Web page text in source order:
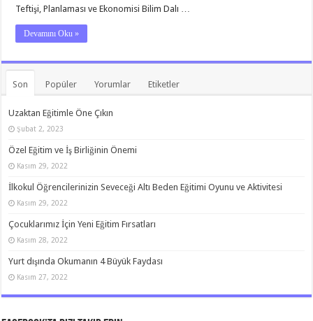
Teftişi, Planlaması ve Ekonomisi Bilim Dalı …
Devamını Oku »
Son Popüler Yorumlar Etiketler
Uzaktan Eğitimle Öne Çıkın
Şubat 2, 2023
Özel Eğitim ve İş Birliğinin Önemi
Kasım 29, 2022
İlkokul Öğrencilerinizin Seveceği Altı Beden Eğitimi Oyunu ve Aktivitesi
Kasım 29, 2022
Çocuklarımız İçin Yeni Eğitim Fırsatları
Kasım 28, 2022
Yurt dışında Okumanın 4 Büyük Faydası
Kasım 27, 2022